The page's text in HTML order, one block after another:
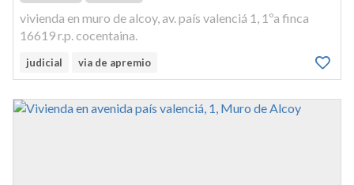
vivienda en muro de alcoy, av. país valenciá 1, 1ºa finca
16619 r.p. cocentaina.
judicial via de apremio